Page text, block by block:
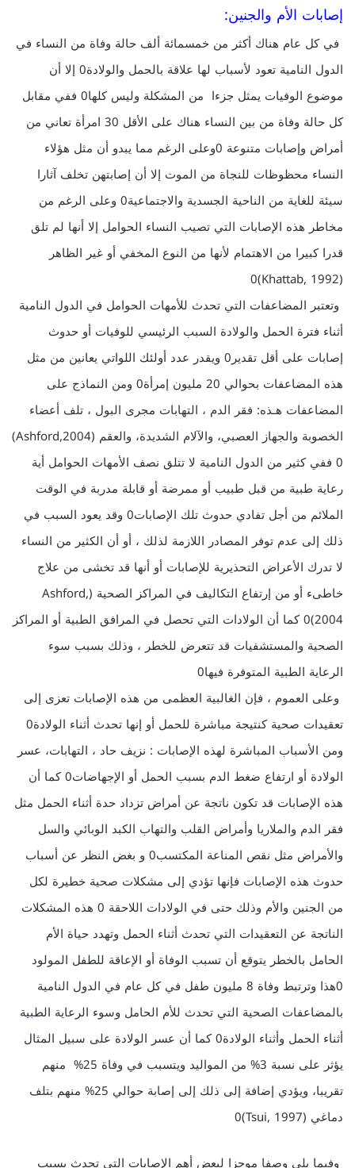
إصابات الأم والجنين:
في كل عام هناك أكثر من خمسمائة ألف حالة وفاة من النساء في
الدول النامية تعود لأسباب لها علاقة بالحمل والولادة0 إلا أن
موضوع الوفيات يمثل جزءا من المشكلة وليس كلها0 ففي مقابل
كل حالة وفاة من بين النساء هناك على الأقل 30 امرأة تعاني من
أمراض وإصابات متنوعة 0وعلى الرغم مما يبدو أن مثل هؤلاء
النساء محظوظات للنجاة من الموت إلا أن إصابتهن تخلف آثارا
سيئة للغاية من الناحية الجسدية والاجتماعية0 وعلى الرغم من
مخاطر هذه الإصابات التي تصيب النساء الحوامل إلا أنها لم تلق
قدرا كبيرا من الاهتمام لأنها من النوع المخفي أو غير الظاهر
(Khattab, 1992)0
وتعتبر المضاعفات التي تحدث للأمهات الحوامل في الدول النامية
أثناء فترة الحمل والولادة السبب الرئيسي للوفيات أو حدوث
إصابات على أقل تقدير0 ويقدر عدد أولئك اللواتي يعانين من مثل
هذه المضاعفات بحوالي 20 مليون إمرأة0 ومن النماذج على
المضاعفات هـذه: فقر الدم ، التهابات مجرى البول ، تلف أعضاء
الخصوبة والجهاز العصبي، والآلام الشديدة، والعقم (Ashford,2004)
0 ففي كثير من الدول النامية لا تتلق نصف الأمهات الحوامل أية
رعاية طبية من قبل طبيب أو ممرضة أو قابلة مدربة في الوقت
الملائم من أجل تفادي حدوث تلك الإصابات0 وقد يعود السبب في
ذلك إلى عدم توفر المصادر اللازمة لذلك ، أو أن الكثير من النساء
لا تدرك الأعراض التحذيرية للإصابات أو أنها قد تخشى من علاج
خاطىء أو من إرتفاع التكاليف في المراكز الصحية (Ashford,
2004)0 كما أن الولادات التي تحصل في المرافق الطبية أو المراكز
الصحية والمستشفيات قد تتعرض للخطر ، وذلك بسبب سوء
الرعاية الطبية المتوفرة فيها0
وعلى العموم ، فإن الغالبية العظمى من هذه الإصابات تعزى إلى
تعقيدات صحية كنتيجة مباشرة للحمل أو إنها تحدث أثناء الولادة0
ومن الأسباب المباشرة لهذه الإصابات : نزيف حاد ، التهابات، عسر
الولادة أو ارتفاع ضغط الدم بسبب الحمل أو الإجهاضات0 كما أن
هذه الإصابات قد تكون ناتجة عن أمراض تزداد حدة أثناء الحمل مثل
فقر الدم والملاريا وأمراض القلب والتهاب الكبد الوبائي والسل
والأمراض مثل نقص المناعة المكتسب0 و بغض النظر عن أسباب
حدوث هذه الإصابات فإنها تؤدي إلى مشكلات صحية خطيرة لكل
من الجنين والأم وذلك حتى في الولادات اللاحقة 0 هذه المشكلات
الناتجة عن التعقيدات التي تحدث أثناء الحمل وتهدد حياة الأم
الحامل بالخطر يتوقع أن تسبب الوفاة أو الإعاقة للطفل المولود
0هذا وترتبط وفاة 8 مليون طفل في كل عام في الدول النامية
بالمضاعفات الصحية التي تحدث للأم الحامل وسوء الرعاية الطبية
أثناء الحمل وأثناء الولادة0 كما أن عسر الولادة على سبيل المثال
يؤثر على نسبة 3% من المواليد ويتسبب في وفاة 25% منهم
تقريبا، ويؤدي إضافة إلى ذلك إلى إصابة حوالي 25% منهم بتلف
دماغي (Tsui, 1997)0
وفيما يلي وصفا موجزا لبعض أهم الإصابات التي تحدث بسبب